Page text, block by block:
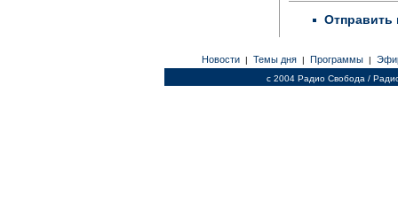
Отправить
Новости | Темы дня | Программы |
c 2004 Радио Свобода /